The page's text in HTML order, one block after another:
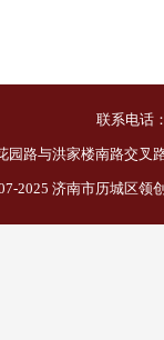
联系电话
园路与洪家楼南路交叉
2025 济南市历城区领